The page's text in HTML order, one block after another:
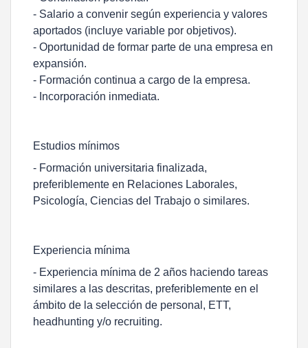
- Salario a convenir según experiencia y valores
aportados (incluye variable por objetivos).
- Oportunidad de formar parte de una empresa en
expansión.
- Formación continua a cargo de la empresa.
- Incorporación inmediata.
Estudios mínimos
- Formación universitaria finalizada,
preferiblemente en Relaciones Laborales,
Psicología, Ciencias del Trabajo o similares.
Experiencia mínima
- Experiencia mínima de 2 años haciendo tareas
similares a las descritas, preferiblemente en el
ámbito de la selección de personal, ETT,
headhunting y/o recruiting.